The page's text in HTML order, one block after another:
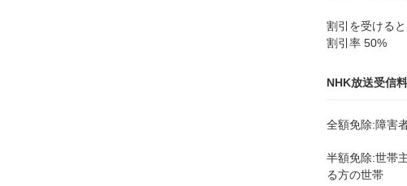
割引を受ける
割引率 50%
NHK放送受信
全額免除:障害
半額免除:世帯
る方の世帯